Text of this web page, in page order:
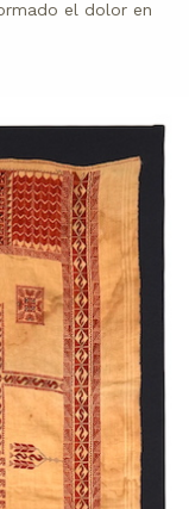
el dolor en